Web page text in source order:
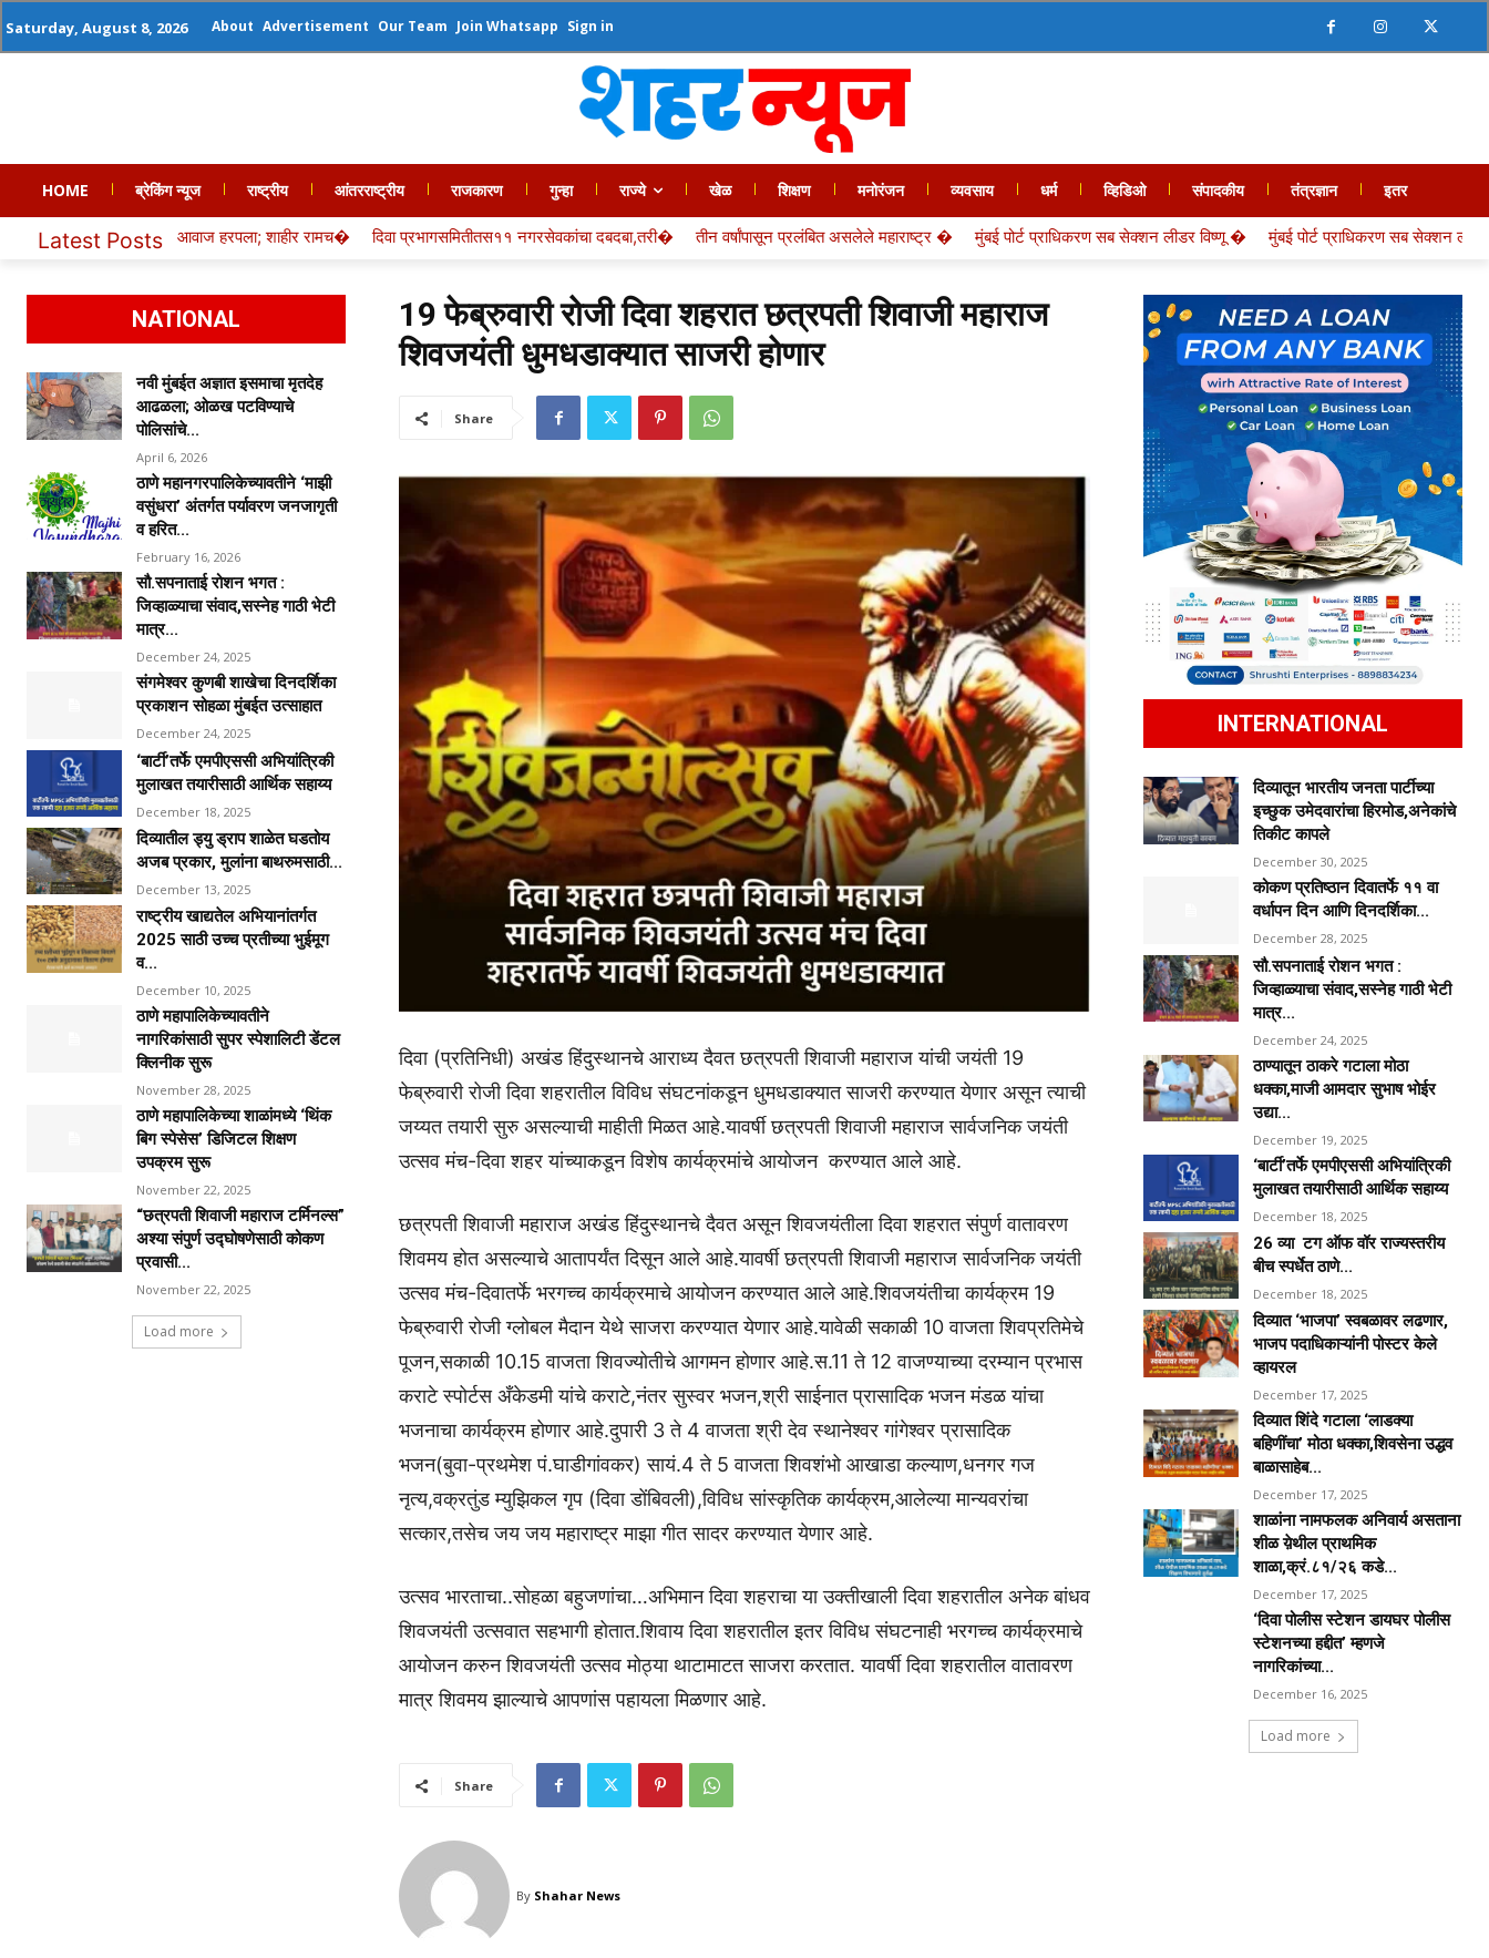
Saturday, August 8, 2026 About Advertisement Our Team Join Whatsapp Sign in
HOME ब्रेकिंग न्यूज राष्ट्रीय आंतरराष्ट्रीय राजकारण गुन्हा राज्ये खेळ शिक्षण मनोरंजन व्यवसाय धर्म व्हिडिओ संपादकीय तंत्रज्ञान इतर
Latest Posts
आवाज हरपला; शाहीर रामच� दिवा प्रभागसमितीतस११ नगरसेवकांचा दबदबा,तरी� तीन वर्षांपासून प्रलंबित असलेले महाराष्ट्र � मुंबई पोर्ट प्राधिकरण सब सेक्शन लीडर विष्णू � मुंबई पोर्ट प्राधिकरण सब सेक्शन लीडर विष्णू �
NATIONAL
नवी मुंबईत अज्ञात इसमाचा मृतदेह
आढळला; ओळख पटविण्याचे
पोलिसांचे...
April 6, 2026
ठाणे महानगरपालिकेच्यावतीने ‘माझी
वसुंधरा’ अंतर्गत पर्यावरण जनजागृती
व हरित...
February 16, 2026
सौ.सपनाताई रोशन भगत :
जिव्हाळ्याचा संवाद,सस्नेह गाठी भेटी
मात्र...
December 24, 2025
संगमेश्वर कुणबी शाखेचा दिनदर्शिका
प्रकाशन सोहळा मुंबईत उत्साहात
December 24, 2025
‘बार्टी’तर्फे एमपीएससी अभियांत्रिकी
मुलाखत तयारीसाठी आर्थिक सहाय्य
December 18, 2025
दिव्यातील ड्यु ड्राप शाळेत घडतोय
अजब प्रकार, मुलांना बाथरुमसाठी...
December 13, 2025
राष्ट्रीय खाद्यतेल अभियानांतर्गत
2025 साठी उच्च प्रतीच्या भुईमूग
व...
December 10, 2025
ठाणे महापालिकेच्यावतीने
नागरिकांसाठी सुपर स्पेशालिटी डेंटल
क्लिनीक सुरू
November 28, 2025
ठाणे महापालिकेच्या शाळांमध्ये ‘थिंक
बिग स्पेसेस’ डिजिटल शिक्षण
उपक्रम सुरू
November 22, 2025
“छत्रपती शिवाजी महाराज टर्मिनल्स”
अश्या संपुर्ण उद्घोषणेसाठी कोकण
प्रवासी...
November 22, 2025
Load more
19 फेब्रुवारी रोजी दिवा शहरात छत्रपती शिवाजी महाराज
शिवजयंती धुमधडाक्यात साजरी होणार
Share
दिवा (प्रतिनिधी) अखंड हिंदुस्थानचे आराध्य दैवत छत्रपती शिवाजी महाराज यांची जयंती 19
फेब्रुवारी रोजी दिवा शहरातील विविध संघटनांकडून धुमधडाक्यात साजरी करण्यात येणार असून त्याची
जय्यत तयारी सुरु असल्याची माहीती मिळत आहे.यावर्षी छत्रपती शिवाजी महाराज सार्वजनिक जयंती
उत्सव मंच-दिवा शहर यांच्याकडून विशेष कार्यक्रमांचे आयोजन करण्यात आले आहे.
छत्रपती शिवाजी महाराज अखंड हिंदुस्थानचे दैवत असून शिवजयंतीला दिवा शहरात संपुर्ण वातावरण
शिवमय होत असल्याचे आतापर्यंत दिसून आले आहे.यावर्षी छत्रपती शिवाजी महाराज सार्वजनिक जयंती
उत्सव मंच-दिवातर्फे भरगच्च कार्यक्रमाचे आयोजन करण्यात आले आहे.शिवजयंतीचा कार्यक्रम 19
फेब्रुवारी रोजी ग्लोबल मैदान येथे साजरा करण्यात येणार आहे.यावेळी सकाळी 10 वाजता शिवप्रतिमेचे
पूजन,सकाळी 10.15 वाजता शिवज्योतीचे आगमन होणार आहे.स.11 ते 12 वाजण्याच्या दरम्यान प्रभास
कराटे स्पोर्टस अँकेडमी यांचे कराटे,नंतर सुस्वर भजन,श्री साईनात प्रासादिक भजन मंडळ यांचा
भजनाचा कार्यक्रम होणार आहे.दुपारी 3 ते 4 वाजता श्री देव स्थानेश्वर गांगेश्वर प्रासादिक
भजन(बुवा-प्रथमेश पं.घाडीगांवकर) सायं.4 ते 5 वाजता शिवशंभो आखाडा कल्याण,धनगर गज
नृत्य,वक्रतुंड म्युझिकल गृप (दिवा डोंबिवली),विविध सांस्कृतिक कार्यक्रम,आलेल्या मान्यवरांचा
सत्कार,तसेच जय जय महाराष्ट्र माझा गीत सादर करण्यात येणार आहे.
उत्सव भारताचा..सोहळा बहुजणांचा…अभिमान दिवा शहराचा या उक्तीखाली दिवा शहरातील अनेक बांधव
शिवजयंती उत्सवात सहभागी होतात.शिवाय दिवा शहरातील इतर विविध संघटनाही भरगच्च कार्यक्रमाचे
आयोजन करुन शिवजयंती उत्सव मोठ्या थाटामाटत साजरा करतात. यावर्षी दिवा शहरातील वातावरण
मात्र शिवमय झाल्याचे आपणांस पहायला मिळणार आहे.
Share
By Shahar News
INTERNATIONAL
दिव्यातून भारतीय जनता पार्टीच्या
इच्छुक उमेदवारांचा हिरमोड,अनेकांचे
तिकीट कापले
December 30, 2025
कोकण प्रतिष्ठान दिवातर्फे ११ वा
वर्धापन दिन आणि दिनदर्शिका...
December 28, 2025
सौ.सपनाताई रोशन भगत :
जिव्हाळ्याचा संवाद,सस्नेह गाठी भेटी
मात्र...
December 24, 2025
ठाण्यातून ठाकरे गटाला मोठा
धक्का,माजी आमदार सुभाष भोईर
उद्या...
December 19, 2025
‘बार्टी’तर्फे एमपीएससी अभियांत्रिकी
मुलाखत तयारीसाठी आर्थिक सहाय्य
December 18, 2025
26 व्या टग ऑफ वॉर राज्यस्तरीय
बीच स्पर्धेत ठाणे...
December 18, 2025
दिव्यात ‘भाजपा’ स्वबळावर लढणार,
भाजप पदाधिकाऱ्यांनी पोस्टर केले
व्हायरल
December 17, 2025
दिव्यात शिंदे गटाला ‘लाडक्या
बहिणींचा’ मोठा धक्का,शिवसेना उद्धव
बाळासाहेब...
December 17, 2025
शाळांना नामफलक अनिवार्य असताना
शीळ य़ेथील प्राथमिक
शाळा,क्रं.८१/२६ कडे...
December 17, 2025
‘दिवा पोलीस स्टेशन डायघर पोलीस
स्टेशनच्या हद्दीत’ म्हणजे
नागरिकांच्या...
December 16, 2025
Load more